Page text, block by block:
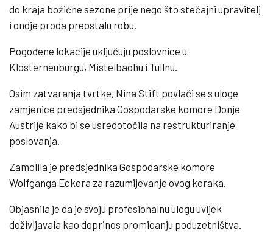
do kraja božićne sezone prije nego što stečajni upravitelj
i ondje proda preostalu robu.
Pogođene lokacije uključuju poslovnice u
Klosterneuburgu, Mistelbachu i Tullnu.
Osim zatvaranja tvrtke, Nina Stift povlači se s uloge
zamjenice predsjednika Gospodarske komore Donje
Austrije kako bi se usredotočila na restrukturiranje
poslovanja.
Zamolila je predsjednika Gospodarske komore
Wolfganga Eckera za razumijevanje ovog koraka.
Objasnila je da je svoju profesionalnu ulogu uvijek
doživljavala kao doprinos promicanju poduzetništva.